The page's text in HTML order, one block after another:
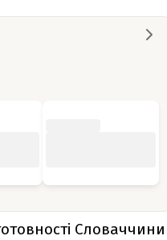
Словаччини